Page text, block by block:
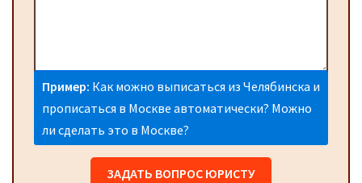
Пример: Как можно выписаться из Челябинска и
прописаться в Москве автоматически? Можно
ли сделать это в Москве?
ЗАДАТЬ ВОПРОС ЮРИСТУ